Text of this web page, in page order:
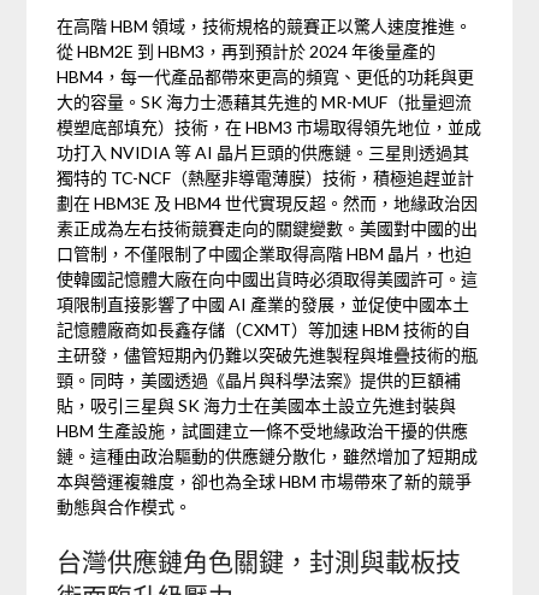
在高階 HBM 領域，技術規格的競賽正以驚人速度推進。
從 HBM2E 到 HBM3，再到預計於 2024 年後量產的
HBM4，每一代產品都帶來更高的頻寬、更低的功耗與更
大的容量。SK 海力士憑藉其先進的 MR-MUF（批量迴流
模塑底部填充）技術，在 HBM3 市場取得領先地位，並成
功打入 NVIDIA 等 AI 晶片巨頭的供應鏈。三星則透過其
獨特的 TC-NCF（熱壓非導電薄膜）技術，積極追趕並計
劃在 HBM3E 及 HBM4 世代實現反超。然而，地緣政治因
素正成為左右技術競賽走向的關鍵變數。美國對中國的出
口管制，不僅限制了中國企業取得高階 HBM 晶片，也迫
使韓國記憶體大廠在向中國出貨時必須取得美國許可。這
項限制直接影響了中國 AI 產業的發展，並促使中國本土
記憶體廠商如長鑫存儲（CXMT）等加速 HBM 技術的自
主研發，儘管短期內仍難以突破先進製程與堆疊技術的瓶
頸。同時，美國透過《晶片與科學法案》提供的巨額補
貼，吸引三星與 SK 海力士在美國本土設立先進封裝與
HBM 生產設施，試圖建立一條不受地緣政治干擾的供應
鏈。這種由政治驅動的供應鏈分散化，雖然增加了短期成
本與營運複雜度，卻也為全球 HBM 市場帶來了新的競爭
動態與合作模式。
台灣供應鏈角色關鍵，封測與載板技